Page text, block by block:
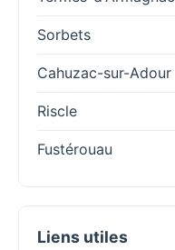
Sorbets
Cahuzac-sur-Adour
Riscle
Fustérouau
Liens utiles